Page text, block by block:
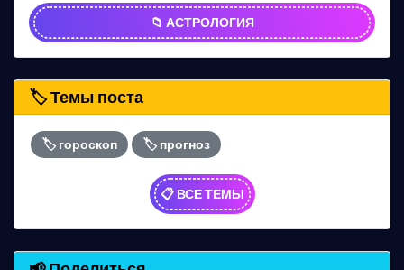
📁 АСТРОЛОГИЯ
🏷️ Темы поста
🏷️ гороскоп 🏷️ прогноз
📋 ВСЕ ТЕМЫ